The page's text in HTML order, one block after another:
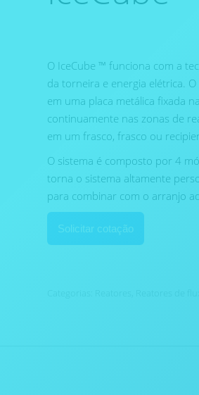
O IceCube ™ funciona com a
da torneira e energia elétrica.
em uma placa metálica fixada
continuamente nas zonas de
em um frasco, frasco ou
O sistema é composto por 4
torna o sistema altamente
para combinar com o arranjo
Solicitar cotação